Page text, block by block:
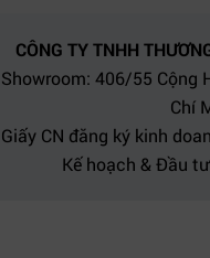
CÔNG TY TNHH
Showroom: 406/55 Cộng
Chí
Giấy CN đăng ký kinh
Kế hoạch & Đầu